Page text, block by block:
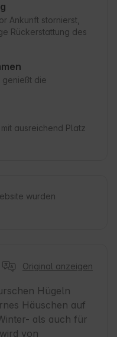
Ankunft stornierst,
Rückerstattung des
genießt die
ausreichend Platz
wurden
Original anzeigen
Hügeln
Häuschen auf
als auch für
von